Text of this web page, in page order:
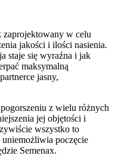
zaprojektowany w celu
jakości i ilości nasienia.
staje się wyraźna i jak
maksymalną
jasny,
z wielu różnych
jej objętości i
wszystko to
poczęcie
Semenax.